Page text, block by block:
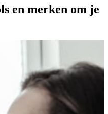
en merken om je